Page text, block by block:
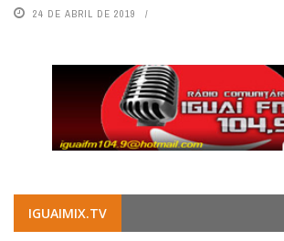
24 DE ABRIL DE 2019
IGUAIMIX.TV